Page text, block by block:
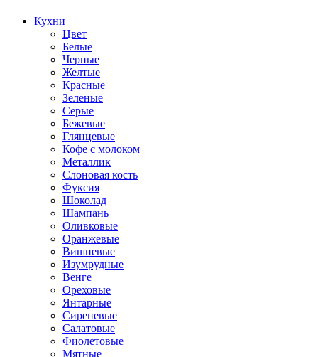
Кухни
Цвет
Белые
Черные
Желтые
Красные
Зеленые
Серые
Бежевые
Глянцевые
Кофе с молоком
Металлик
Слоновая кость
Фуксия
Шоколад
Шампань
Оливковые
Оранжевые
Вишневые
Изумрудные
Венге
Ореховые
Янтарные
Сиреневые
Салатовые
Фиолетовые
Мятные